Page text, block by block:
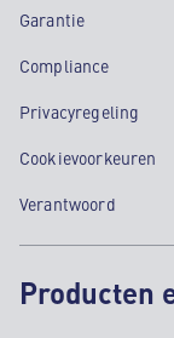
Garantie
Compliance
Privacyregeling
Cookievoorkeuren
Verantwoord
Producten